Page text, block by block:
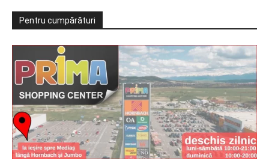
Pentru cumpărături